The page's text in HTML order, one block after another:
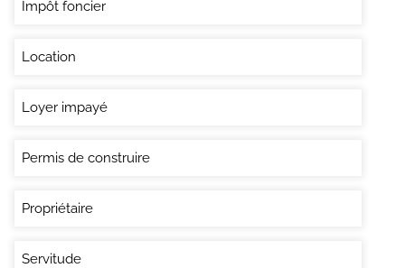
Impôt foncier
Location
Loyer impayé
Permis de construire
Propriétaire
Servitude